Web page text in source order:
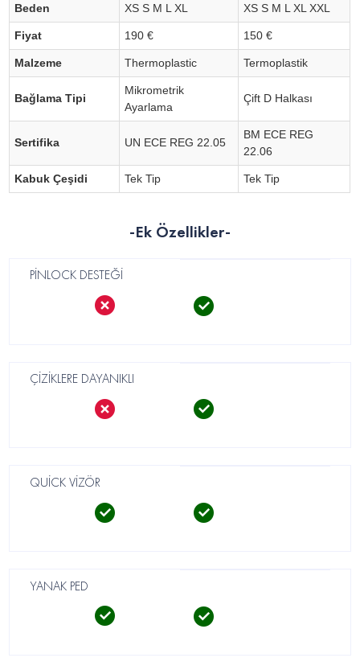
Beden XS S M L XL XS S M L XL XXL
Fiyat 190 € 150 €
Malzeme Thermoplastic Termoplastik
Bağlama Tipi
Mikrometrik
Ayarlama
Çift D Halkası
Sertifika UN ECE REG 22.05
BM ECE REG
22.06
Kabuk Çeşidi Tek Tip Tek Tip
-Ek Özellikler-
PİNLOCK DESTEĞİ
ÇİZİKLERE DAYANIKLI
QUİCK VİZÖR
YANAK PED